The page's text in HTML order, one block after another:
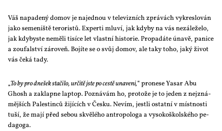
Váš na­pa­de­ný do­mov je na­jed­nou v te­le­viz­ních zprá­vách vy­kres­lo­ván
ja­ko se­me­niš­tě te­ro­ris­tů. Ex­per­ti mlu­ví, jak kdy­by na vás ne­zá­le­že­lo,
jak kdy­bys­te ne­mě­li ti­sí­ce let vlast­ní his­to­rie. Pro­pa­dá­te úna­vě, pa­ni­ce
a zou­fal­ství zá­ro­veň. Bo­jí­te se o svůj do­mov, ale ta­ky to­ho, ja­ký ži­vot
vás če­ká ta­dy.
„To by pro dnešek sta­či­lo, ur­či­tě jste po ces­tě una­ve­ni,“ pro­ne­se Ya­sar Abu
Ghosh a za­klap­ne laptop. Po­zná­vám ho, pro­to­že je to je­den z nej­zná­
měj­ších Pa­les­tin­ců ži­jí­cích v Čes­ku. Ne­vím, jest­li ostat­ní v míst­nos­ti
tu­ší, že ma­jí před se­bou skvě­lé­ho an­tro­po­lo­ga a vy­so­ko­škol­ské­ho pe­
da­go­ga.